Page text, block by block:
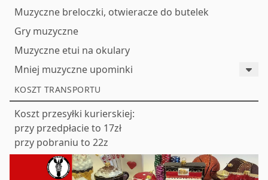
Muzyczne breloczki, otwieracze do butelek
Gry muzyczne
Muzyczne etui na okulary
Mniej muzyczne upominki
KOSZT TRANSPORTU
Koszt przesyłki kurierskiej:
przy przedpłacie to 17zł
przy pobraniu to 22z